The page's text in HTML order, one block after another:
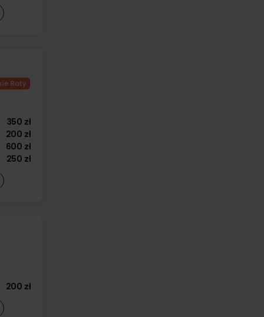
350 zł
200 zł
600 zł
250 zł
200 zł